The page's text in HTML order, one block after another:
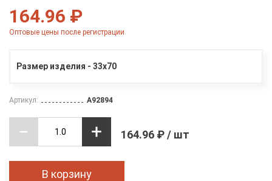
164.96 ₽
Оптовые цены после регистрации
Размер изделия - 33х70
Артикул: A92894
164.96 ₽ / шт
В корзину